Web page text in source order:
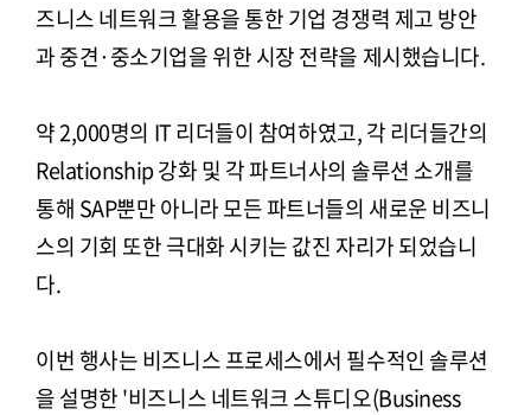
즈니스 네트워크 활용을 통한 기업 경쟁력 제고 방안
과 중견·중소기업을 위한 시장 전략을 제시했습니다.
약 2,000명의 IT 리더들이 참여하였고, 각 리더들간의
Relationship 강화 및 각 파트너사의 솔루션 소개를
통해 SAP뿐만 아니라 모든 파트너들의 새로운 비즈니
스의 기회 또한 극대화 시키는 값진 자리가 되었습니
다.
이번 행사는 비즈니스 프로세스에서 필수적인 솔루션
을 설명한 '비즈니스 네트워크 스튜디오(Business